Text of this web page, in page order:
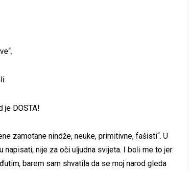
je DOSTA!
zamotane nindže, neuke, primitivne, fašisti“. U
napisati, nije za oči uljudna svijeta. I boli me to jer
barem sam shvatila da se moj narod gleda